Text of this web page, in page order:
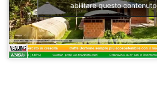
abilitare questo contenuto